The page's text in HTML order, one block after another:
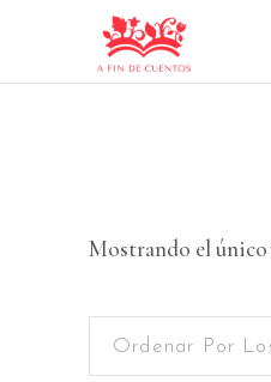
Mostrando el
Ordenar Por